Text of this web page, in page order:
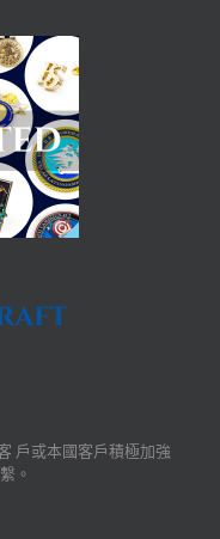
戶或本國客戶積極加強
。